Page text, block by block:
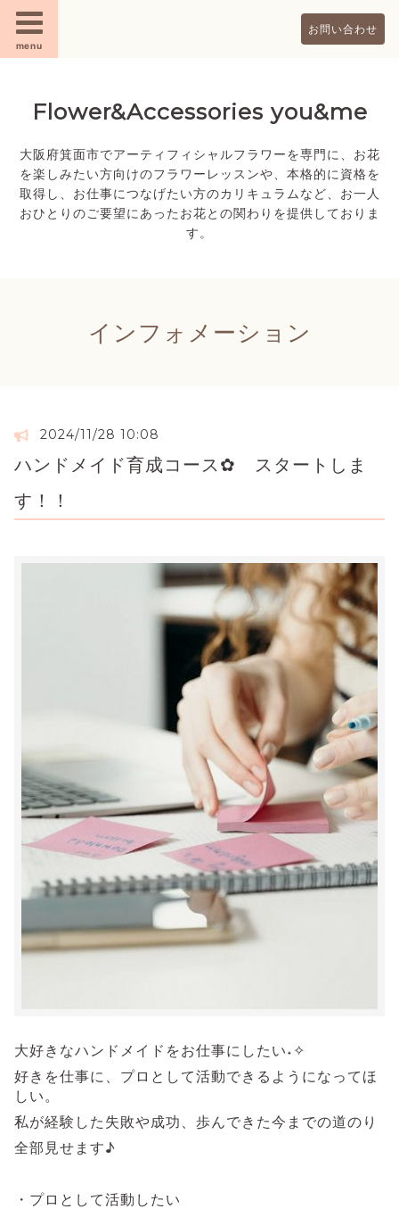
menu
お問い合わせ
Flower&Accessories you&me
大阪府箕面市でアーティフィシャルフラワーを専門に、お花
を楽しみたい方向けのフラワーレッスンや、本格的に資格を
取得し、お仕事につなげたい方のカリキュラムなど、お一人
おひとりのご要望にあったお花との関わりを提供しておりま
す。
インフォメーション
2024/11/28 10:08
ハンドメイド育成コース✿ スタートしま
す！！
大好きなハンドメイドをお仕事にしたい˖✧
好きを仕事に、プロとして活動できるようになってほ
しい。
私が経験した失敗や成功、歩んできた今までの道のり
全部見せます♪
・プロとして活動したい